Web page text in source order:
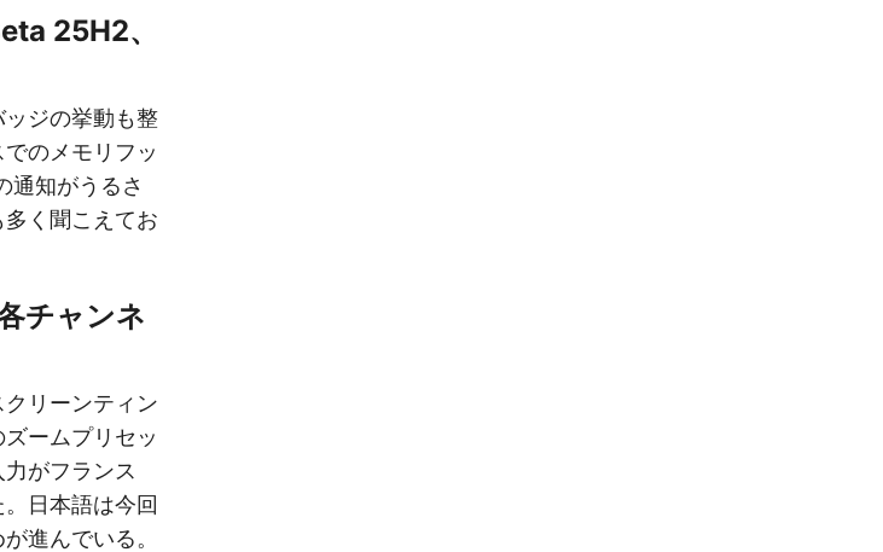
25H2、
ジの挙動も整
のメモリフッ
通知がうるさ
く聞こえてお
チャンネ
リーンティン
ームプリセッ
がフランス
日本語は今回
進んでいる。